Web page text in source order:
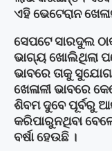
ଏହି ଭେଟେରାନ
ସେପଟେ ସାରଦୁଲ
ଭାଗ୍ୟ ଖୋଲିଥିଲା
ଭାବରେ ତାକୁ
ଖେଳାଳୀ ଭାବରେ
ଶିବମ ଦୁବେ ପୂର୍ବରୁ
କରିପାରୁନଥିବା
ବର୍ଷା ହେଉଛି ।